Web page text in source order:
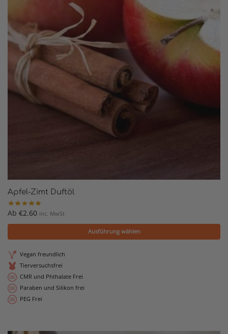
Apfel-Zimt Duftöl
Ab €2.60 inc. MwSt
Ausführung wählen
Vegan freundlich
Tierversuchsfrei
CMR und Phthalate Frei
Paraben und Silikon frei
PEG Frei